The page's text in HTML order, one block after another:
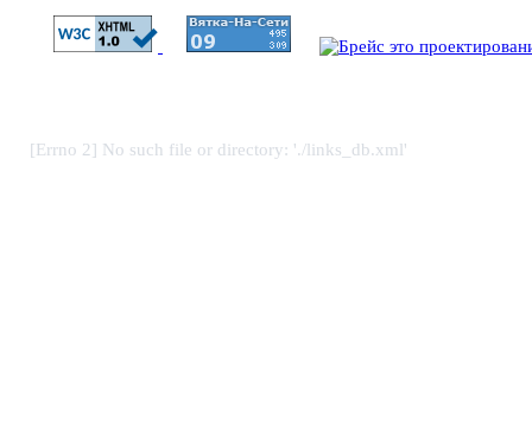
[Errno 2] No such file or directory: './links_db.xml'